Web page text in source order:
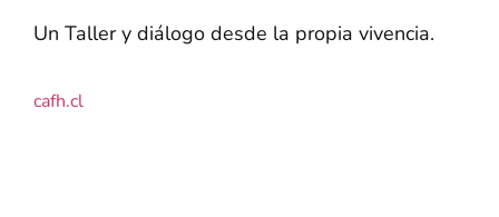
Un Taller y diálogo desde la propia vivencia.
cafh.cl